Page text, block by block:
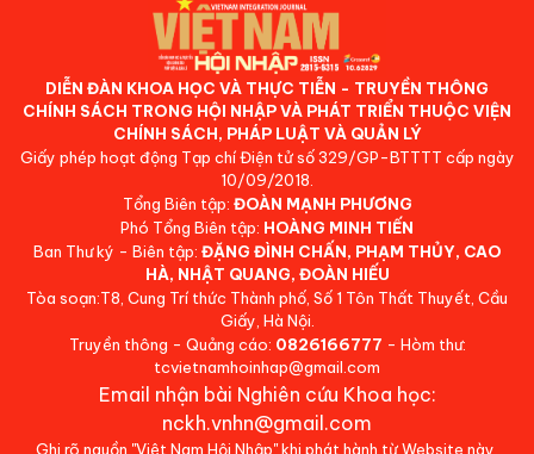
DIỄN ĐÀN KHOA HỌC VÀ THỰC TIỄN - TRUYỀN THÔNG
CHÍNH SÁCH TRONG HỘI NHẬP VÀ PHÁT TRIỂN THUỘC VIỆN
CHÍNH SÁCH, PHÁP LUẬT VÀ QUẢN LÝ
Giấy phép hoạt động Tạp chí Điện tử số 329/GP-BTTTT cấp ngày
10/09/2018.
Tổng Biên tập: ĐOÀN MẠNH PHƯƠNG
Phó Tổng Biên tập: HOÀNG MINH TIẾN
Ban Thư ký - Biên tập: ĐẶNG ĐÌNH CHẤN, PHẠM THỦY, CAO
HÀ, NHẬT QUANG, ĐOÀN HIẾU
Tòa soạn:T8, Cung Trí thức Thành phố, Số 1 Tôn Thất Thuyết, Cầu
Giấy, Hà Nội.
Truyền thông - Quảng cáo: 0826166777 - Hòm thư:
tcvietnamhoinhap@gmail.com
Email nhận bài Nghiên cứu Khoa học:
nckh.vnhn@gmail.com
Ghi rõ nguồn "Việt Nam Hội Nhập" khi phát hành từ Website này.